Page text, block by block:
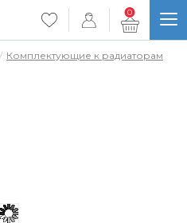
0
Комплектующие к радиаторам